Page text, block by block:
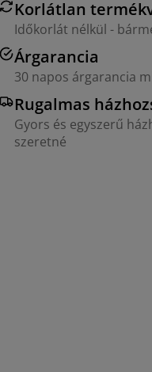
Korlátlan
Időkorlát nélkül -
Árgarancia
30 napos árgarancia
Rugalmas
Gyors és egyszerű
szeretné